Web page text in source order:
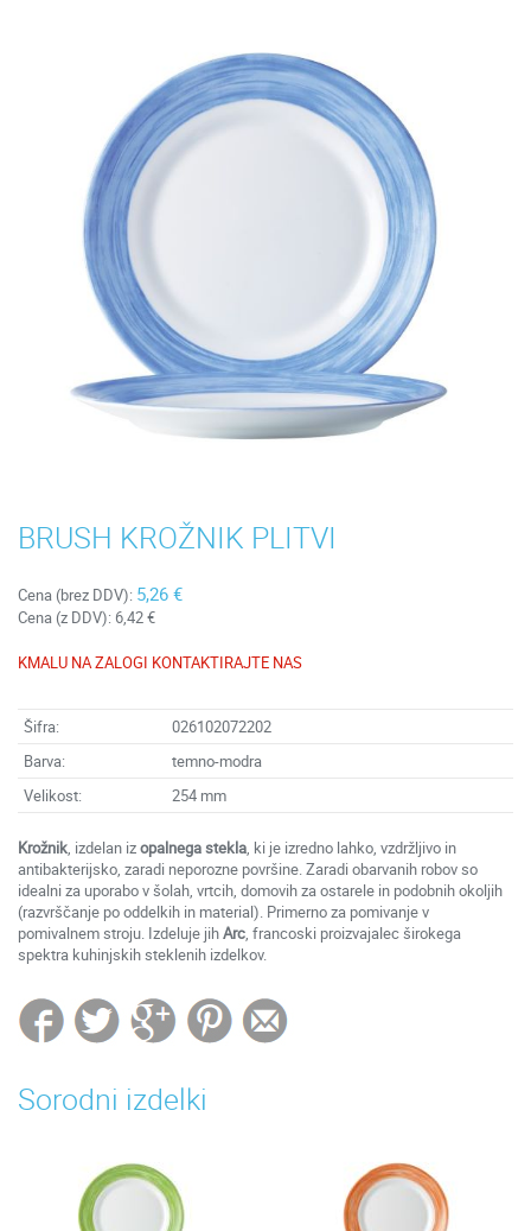
BRUSH KROŽNIK PLITVI
Cena (brez DDV): 5,26 €
Cena (z DDV): 6,42 €
KMALU NA ZALOGI KONTAKTIRAJTE NAS
Šifra:
026102072202
Barva:
temno-modra
Velikost:
254 mm
Krožnik, izdelan izopalnega stekla, ki je izredno lahko, vzdržljivo in
antibakterijsko, zaradi neporozne površine. Zaradi obarvanih robov so
idealni za uporabo v šolah, vrtcih, domovih za ostarele in podobnih okoljih
(razvrščanje po oddelkih in material). Primerno za pomivanje v
pomivalnem stroju. Izdeluje jihArc, francoski proizvajalec širokega
spektra kuhinjskih steklenih izdelkov.
Sorodni izdelki